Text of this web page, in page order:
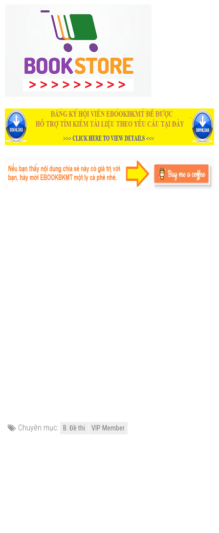
Chuyên mục: B. Đề thi VIP Member